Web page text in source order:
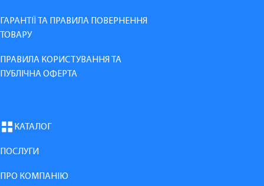
ГАРАНТІЇ ТА ПРАВИЛА ПОВЕРНЕННЯ
ТОВАРУ
ПРАВИЛА КОРИСТУВАННЯ ТА
ПУБЛІЧНА ОФЕРТА
КАТАЛОГ
ПОСЛУГИ
ПРО КОМПАНІЮ